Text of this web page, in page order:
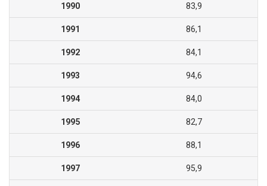
1990 83,9
1991 86,1
1992 84,1
1993 94,6
1994 84,0
1995 82,7
1996 88,1
1997 95,9